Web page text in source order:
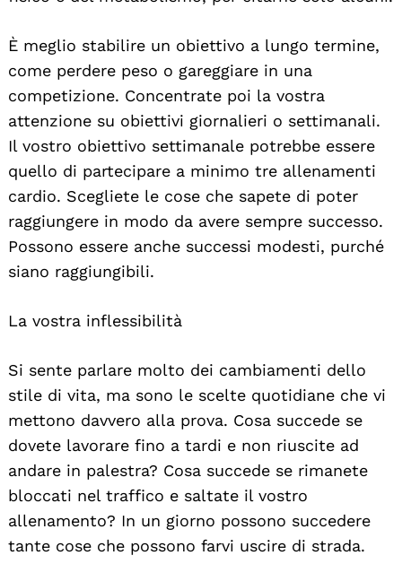
È meglio stabilire un obiettivo a lungo termine,
come perdere peso o gareggiare in una
competizione. Concentrate poi la vostra
attenzione su obiettivi giornalieri o settimanali.
Il vostro obiettivo settimanale potrebbe essere
quello di partecipare a minimo tre allenamenti
cardio. Scegliete le cose che sapete di poter
raggiungere in modo da avere sempre successo.
Possono essere anche successi modesti, purché
siano raggiungibili.
La vostra inflessibilità
Si sente parlare molto dei cambiamenti dello
stile di vita, ma sono le scelte quotidiane che vi
mettono davvero alla prova. Cosa succede se
dovete lavorare fino a tardi e non riuscite ad
andare in palestra? Cosa succede se rimanete
bloccati nel traffico e saltate il vostro
allenamento? In un giorno possono succedere
tante cose che possono farvi uscire di strada.